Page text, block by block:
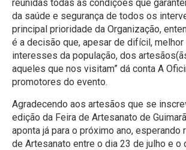
reunidas todas as condições que
da saúde e segurança de todos os
principal prioridade da Organização,
é a decisão que, apesar de difícil,
interesses da população, dos
aqueles que nos visitam” dá conta A
promotores do evento.
Agradecendo aos artesãos que se
edição da Feira de Artesanato de
aponta já para o próximo ano, esperando
de Artesanato entre o dia 23 de julho e o